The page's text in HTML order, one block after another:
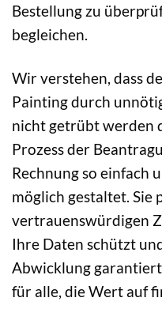
Bestellung zu
begleichen.
Wir verstehen, dass
Painting durch
nicht getrübt werden
Prozess der
Rechnung so einfach
möglich gestaltet. Sie
vertrauenswürdigen
Ihre Daten schützt
Abwicklung
für alle, die Wert auf